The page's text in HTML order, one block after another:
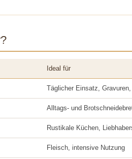
Ideal für
Täglicher Einsatz, Gravuren,
Alltags- und
Rustikale Küchen,
Fleisch, intensive Nutzung